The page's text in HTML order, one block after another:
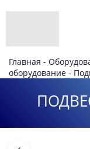
Главная -
оборудование -